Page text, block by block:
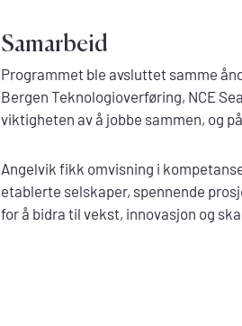
Samarbeid
Programmet ble avsluttet samme
Bergen Teknologioverføring, NCE
viktigheten av å jobbe sammen, og
Angelvik fikk omvisning i
etablerte selskaper, spennende
for å bidra til vekst, innovasjon og